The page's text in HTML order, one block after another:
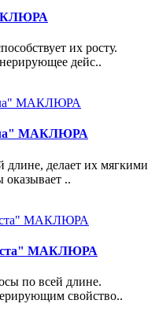
их росту.
дейс..
МАКЛЮРА
длине, делает их мягкими
..
МАКЛЮРА
по всей длине.
свойство..